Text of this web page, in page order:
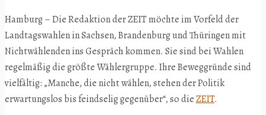
Hamburg – Die Redaktion der ZEIT möchte im Vorfeld der
Landtagswahlen in Sachsen, Brandenburg und Thüringen mit
Nichtwählenden ins Gespräch kommen. Sie sind bei Wahlen
regelmäßig die größte Wählergruppe. Ihre Beweggründe sind
vielfältig: „Manche, die nicht wählen, stehen der Politik
erwartungslos bis feindselig gegenüber“, so dieZEIT.